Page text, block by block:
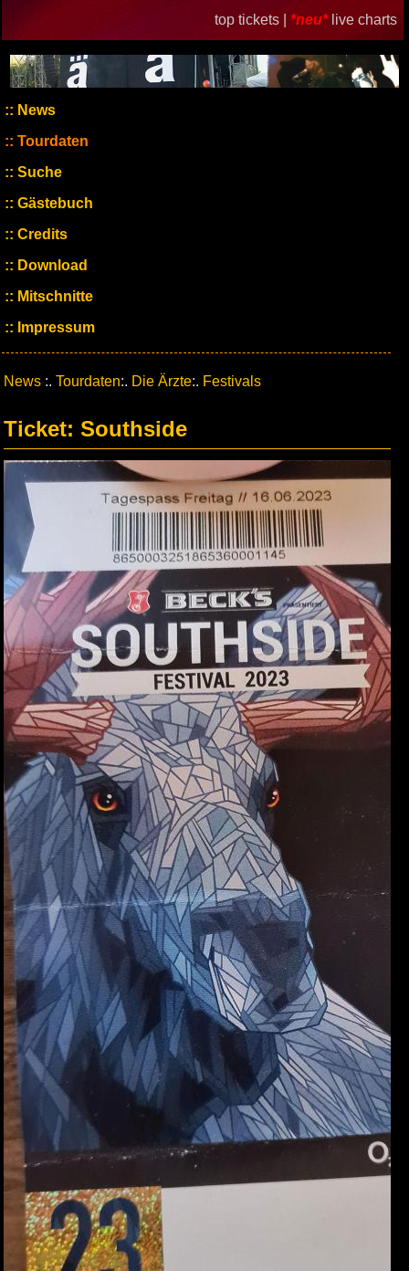
top tickets | *neu* live charts
News
Tourdaten
Suche
Gästebuch
Credits
Download
Mitschnitte
Impressum
News :. Tourdaten:. Die Ärzte:. Festivals
Ticket: Southside